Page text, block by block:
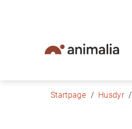
Startpage Husdyr